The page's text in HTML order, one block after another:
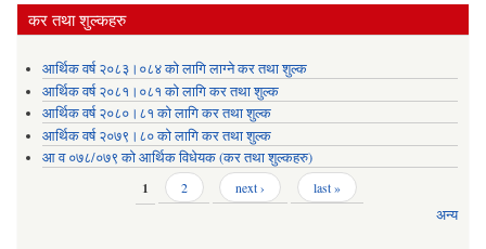
कर तथा शुल्कहरु
आर्थिक वर्ष २०८३।०८४ को लागि लाग्ने कर तथा शुल्क
आर्थिक वर्ष २०८१।०८१ को लागि कर तथा शुल्क
आर्थिक वर्ष २०८०।८१ को लागि कर तथा शुल्क
आर्थिक वर्ष २०७९।८० को लागि कर तथा शुल्क
आ व ०७८/०७९ को आर्थिक विधेयक (कर तथा शुल्कहरु)
1 2 next › last »
अन्य